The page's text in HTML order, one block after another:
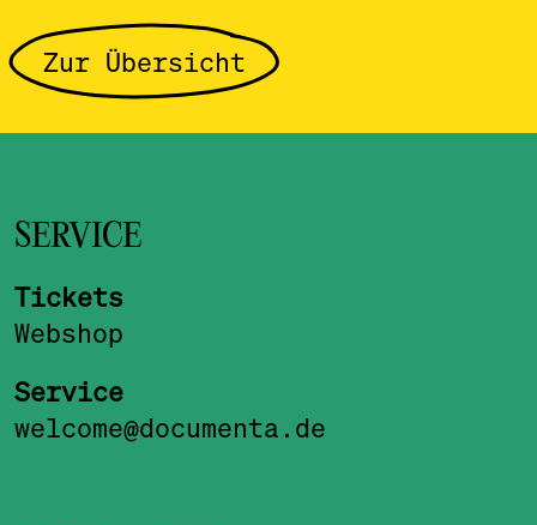
Zur Übersicht
SERVICE
Tickets
Webshop
Service
welcome@documenta.de